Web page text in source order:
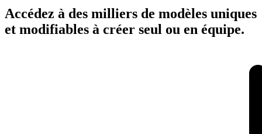
Accédez à des milliers de modèles uniques
et modifiables à créer seul ou en équipe.